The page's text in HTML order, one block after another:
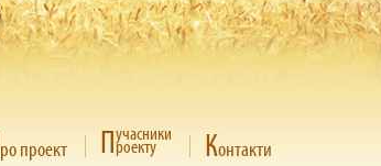
ро проект Пучасники
роекту Контакти